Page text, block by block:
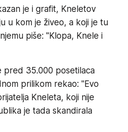
je i grafit, Kneletov
u kom je živeo, a koji je tu
piše: "Klopa, Knele i
pred 35.000 posetilaca
prilikom rekao: "Evo
Kneleta, koji nije
je tada skandirala